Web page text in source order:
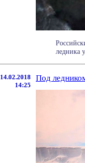
ледника
14.02.2018
14:25
Под